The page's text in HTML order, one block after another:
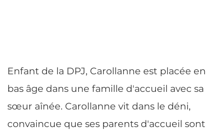
Enfant de la DPJ, Carollanne est placée en
bas âge dans une famille d'accueil avec sa
sœur aînée. Carollanne vit dans le déni,
convaincue que ses parents d'accueil sont